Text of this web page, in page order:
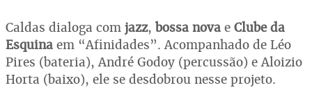
Caldas dialoga com jazz, bossa nova e Clube da
Esquina em “Afinidades”. Acompanhado de Léo
Pires (bateria), André Godoy (percussão) e Aloizio
Horta (baixo), ele se desdobrou nesse projeto.